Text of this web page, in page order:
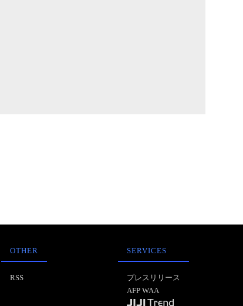
OTHER
RSS
SERVICES
プレスリリース
AFP WAA